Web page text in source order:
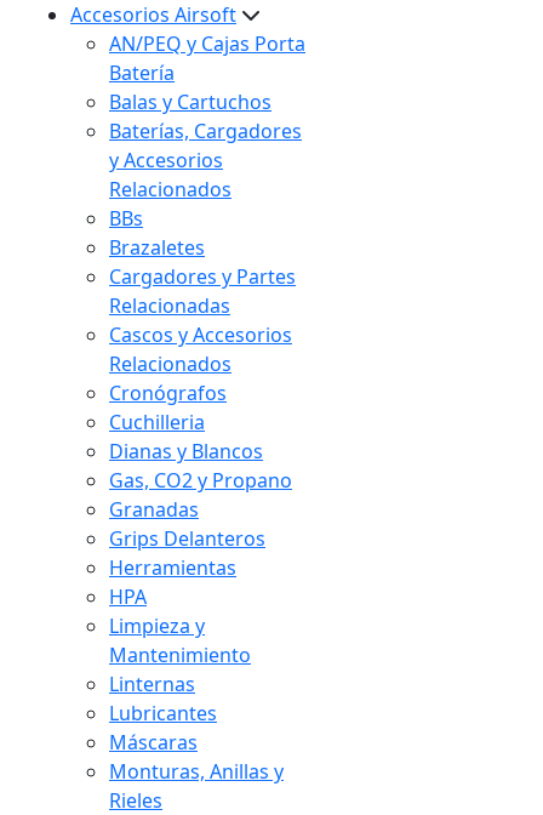
Accesorios Airsoft
AN/PEQ y Cajas Porta
Batería
Balas y Cartuchos
Baterías, Cargadores
y Accesorios
Relacionados
BBs
Brazaletes
Cargadores y Partes
Relacionadas
Cascos y Accesorios
Relacionados
Cronógrafos
Cuchilleria
Dianas y Blancos
Gas, CO2 y Propano
Granadas
Grips Delanteros
Herramientas
HPA
Limpieza y
Mantenimiento
Linternas
Lubricantes
Máscaras
Monturas, Anillas y
Rieles